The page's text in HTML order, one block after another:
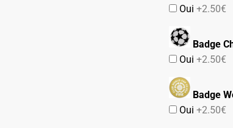
Oui+2.50€
Badge
Oui+2.50€
Badge
Oui+2.50€